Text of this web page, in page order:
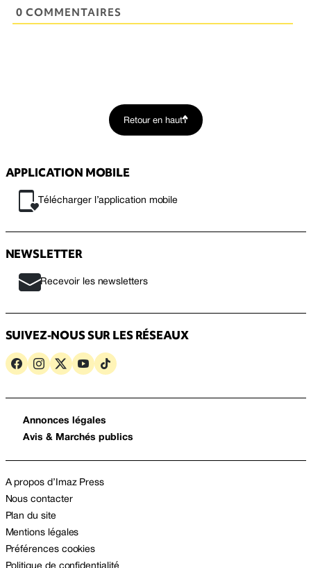
0 COMMENTAIRES
Retour en haut
APPLICATION MOBILE
Télécharger l’application mobile
NEWSLETTER
Recevoir les newsletters
SUIVEZ-NOUS SUR LES RÉSEAUX
Annonces légales
Avis & Marchés publics
A propos d’Imaz Press
Nous contacter
Plan du site
Mentions légales
Préférences cookies
Politique de confidentialité